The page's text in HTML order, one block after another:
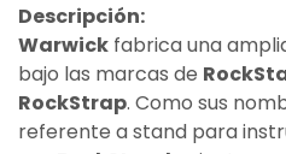
Descripción:
Warwick fabrica una
bajo las marcas de
RockStrap. Como sus
referente a stand para